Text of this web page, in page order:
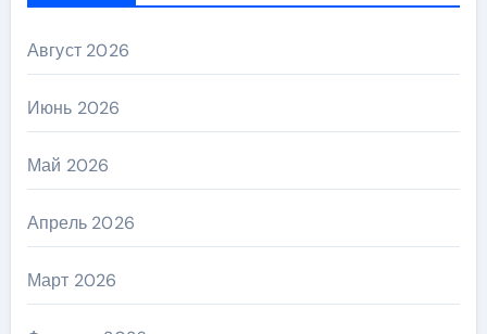
Август 2026
Июнь 2026
Май 2026
Апрель 2026
Март 2026